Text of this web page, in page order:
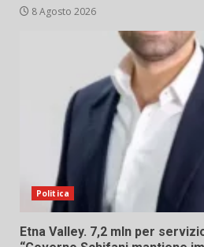
8 Agosto 2026
Politica
Etna Valley. 7,2 mln per